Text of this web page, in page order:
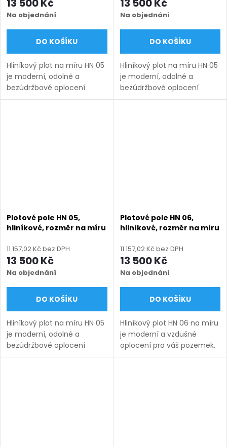
13 500 Kč
Na objednání
DO KOŠÍKU
Hliníkový plot na míru HN 05
je moderní, odolné a
bezúdržbové oplocení
vhodné pro rodinné domy,
13 500 Kč
Na objednání
DO KOŠÍKU
Hliníkový plot na míru HN 05
je moderní, odolné a
bezúdržbové oplocení
vhodné pro rodinné domy,
Plotové pole HN 05,
hliníkové, rozměr na míru
výška 800 - 2000 mm),
zelená RAL 6005 matná
11 157,02 Kč bez DPH
13 500 Kč
Na objednání
DO KOŠÍKU
Hliníkový plot na míru HN 05
je moderní, odolné a
bezúdržbové oplocení
vhodné pro rodinné domy,
Plotové pole HN 06,
hliníkové, rozměr na míru
výška 750 - 2000 mm),
antracit RAL 7016 matná
11 157,02 Kč bez DPH
13 500 Kč
Na objednání
DO KOŠÍKU
Hliníkový plot HN 06 na míru
je moderní a vzdušné
oplocení pro váš pozemek.
Vyrábíme ho v rozsahu